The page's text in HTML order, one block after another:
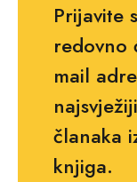
Prijavite
redovno
mail
članaka
knjiga.